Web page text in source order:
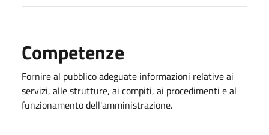
Competenze
Fornire al pubblico adeguate informazioni relative ai
servizi, alle strutture, ai compiti, ai procedimenti e al
funzionamento dell'amministrazione.